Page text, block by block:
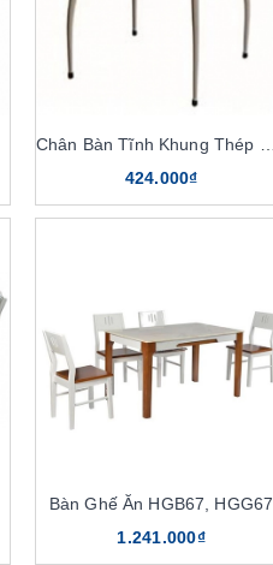
424.000₫
Bàn Ghế Ăn HGB67, HGG67
1.241.000₫